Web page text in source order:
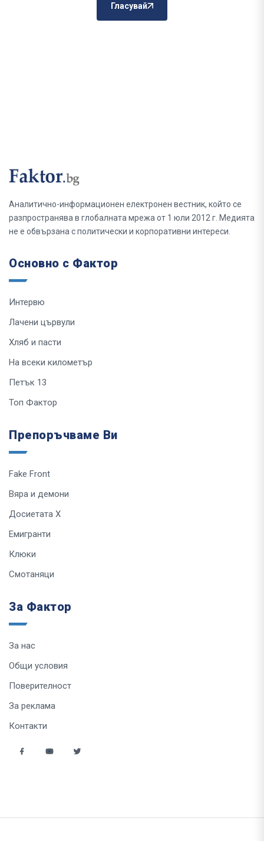
Гласувай
Аналитично-информационен електронен вестник, който се
разпространява в глобалната мрежа от 1 юли 2012 г. Медията
не е обвързана с политически и корпоративни интереси.
Основно с Фактор
Интервю
Лачени цървули
Хляб и пасти
На всеки километър
Петък 13
Топ Фактор
Препоръчваме Ви
Fake Front
Вяра и демони
Досиетата Х
Емигранти
Клюки
Смотаняци
За Фактор
За нас
Общи условия
Поверителност
За реклама
Контакти